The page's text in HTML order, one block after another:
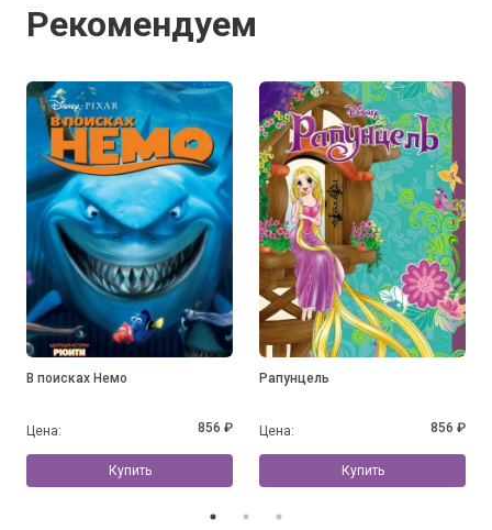
Рекомендуем
В поисках Немо
Цена: 856 ₽
Купить
Рапунцель
Цена: 856 ₽
Купить